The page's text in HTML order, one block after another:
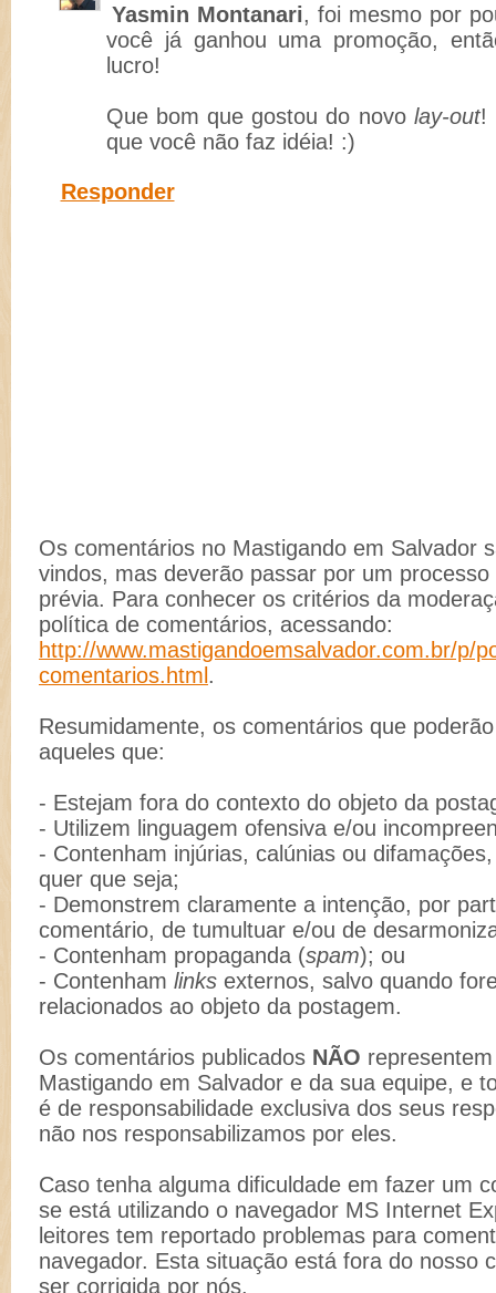
Yasmin Montanari, foi mesmo por
você já ganhou uma promoção,
lucro!
Que bom que gostou do novo lay-out!
que você não faz idéia! :)
Responder
Os comentários no Mastigando em Salvador
vindos, mas deverão passar por um
prévia. Para conhecer os critérios da
política de comentários, acessando:
http://www.mastigandoemsalvador.com.br/p/
comentarios.html .
Resumidamente, os comentários que
aqueles que:
- Estejam fora do contexto do objeto da
- Utilizem linguagem ofensiva e/ou
- Contenham injúrias, calúnias ou
quer que seja;
- Demonstrem claramente a intenção, por
comentário, de tumultuar e/ou de
- Contenham propaganda (spam); ou
- Contenham links externos, salvo quando
relacionados ao objeto da postagem.
Os comentários publicados NÃO
Mastigando em Salvador e da sua equipe, e
é de responsabilidade exclusiva dos seus
não nos responsabilizamos por eles.
Caso tenha alguma dificuldade em fazer um
se está utilizando o navegador MS Internet
leitores tem reportado problemas para
navegador. Esta situação está fora do nosso
ser corrigida por nós.